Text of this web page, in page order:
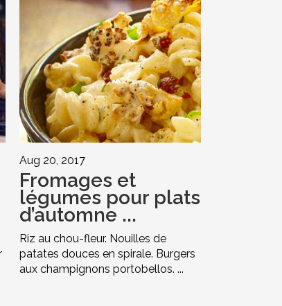
Aug 20, 2017
Fromages et
légumes pour plats
d’automne ...
Riz au chou-fleur. Nouilles de
patates douces en spirale. Burgers
aux champignons portobellos. ...